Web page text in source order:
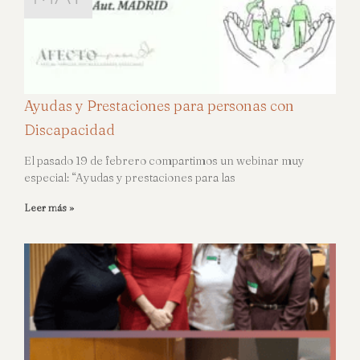
Ayudas y Prestaciones para personas con
Discapacidad
El pasado 19 de febrero compartimos un webinar muy
especial: “Ayudas y prestaciones para las
Leer más »